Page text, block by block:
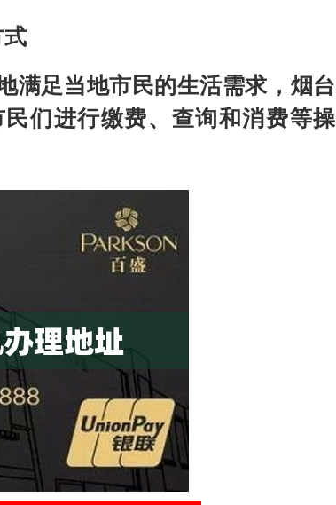
满足当地市民的生活需求，烟台
们进行缴费、查询和消费等操